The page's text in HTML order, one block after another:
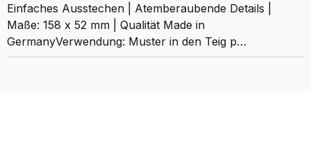
Einfaches Ausstechen | Atemberaubende Details |
Maße: 158 x 52 mm | Qualität Made in
GermanyVerwendung: Muster in den Teig p…